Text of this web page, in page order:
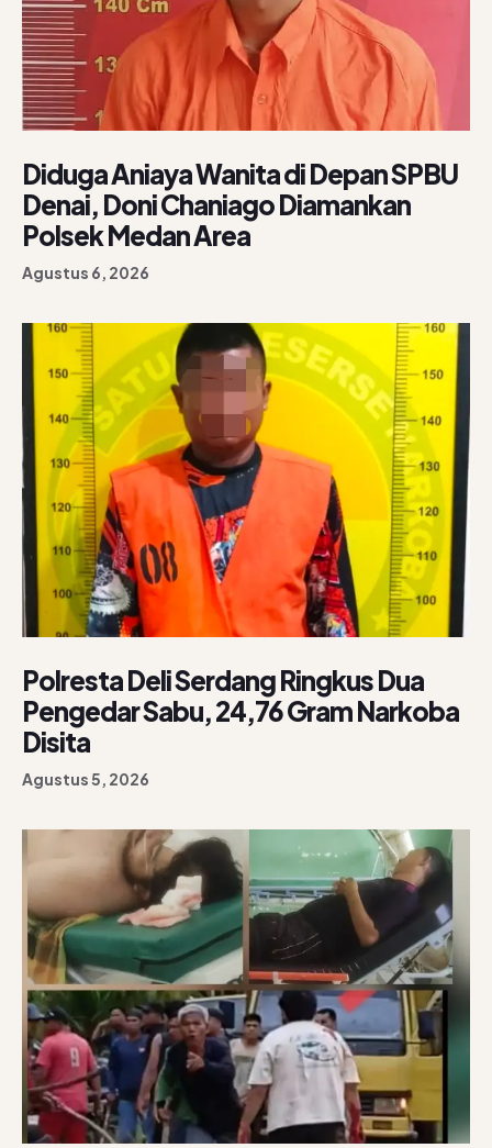
Diduga Aniaya Wanita di Depan SPBU
Denai, Doni Chaniago Diamankan
Polsek Medan Area
Agustus 6, 2026
Polresta Deli Serdang Ringkus Dua
Pengedar Sabu, 24,76 Gram Narkoba
Disita
Agustus 5, 2026